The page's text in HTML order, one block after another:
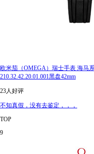
欧米茄（OMEGA）瑞士手表 海马
210.32.42.20.01.001黑盘42mm
23人好评
不知真假，没有去鉴定，，，
TOP
9